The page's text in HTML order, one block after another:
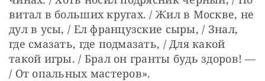
витал в больших кругах. / Жил в Москве, не
дул в усы, / Ел французские сыры, / Знал,
где смазать, где подмазать, / Для какой
такой игры. / Брал он гранты будь здоров! —
/ От опальных мастеров».